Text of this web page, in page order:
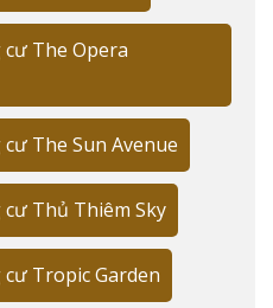
The Opera
The Sun Avenue
Thủ Thiêm Sky
Tropic Garden